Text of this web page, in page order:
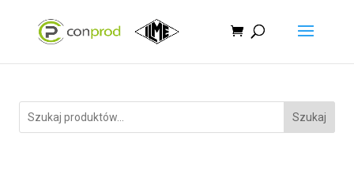
Szukaj